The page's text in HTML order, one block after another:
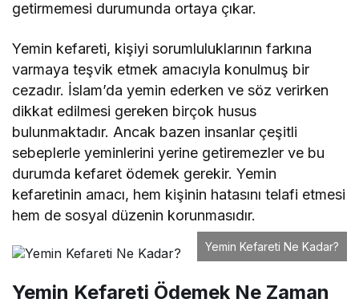
getirmemesi durumunda ortaya çıkar.
Yemin kefareti, kişiyi sorumluluklarının farkına
varmaya teşvik etmek amacıyla konulmuş bir
cezadır. İslam’da yemin ederken ve söz verirken
dikkat edilmesi gereken birçok husus
bulunmaktadır. Ancak bazen insanlar çeşitli
sebeplerle yeminlerini yerine getiremezler ve bu
durumda kefaret ödemek gerekir. Yemin
kefaretinin amacı, hem kişinin hatasını telafi etmesi
hem de sosyal düzenin korunmasıdır.
Yemin Kefareti Ne Kadar?
Yemin Kefareti Ödemek Ne Zaman